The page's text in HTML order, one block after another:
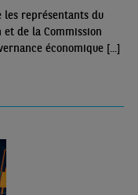
les représentants du
et de la Commission
économique [...]